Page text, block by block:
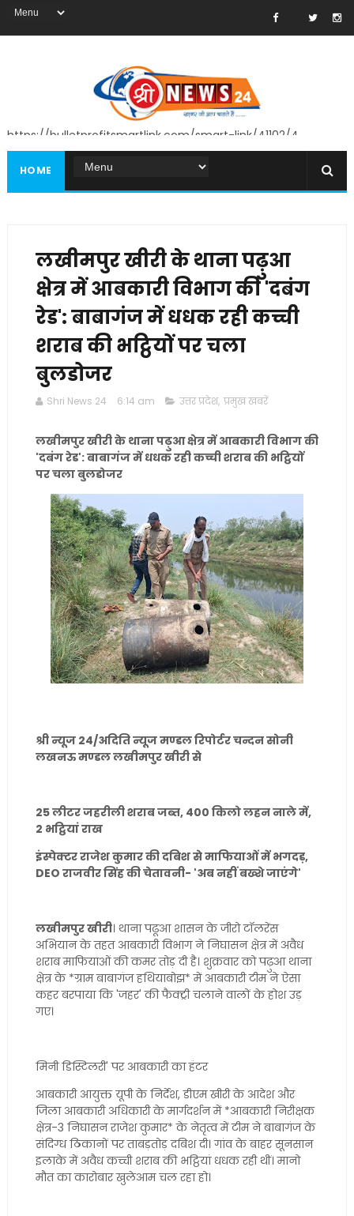
https://bulletprofitsmartlink.com/smart-link/41102/4
HOME
लखीमपुर खीरी के थाना पढ़ुआ
क्षेत्र में आबकारी विभाग की 'दबंग
रेड': बाबागंज में धधक रही कच्ची
शराब की भट्ठियों पर चला
बुलडोजर
Shri News 24 6:14 am उत्तर प्रदेश, प्रमुख खबरें
लखीमपुर खीरी के थाना पढ़ुआ क्षेत्र में आबकारी विभाग की
'दबंग रेड': बाबागंज में धधक रही कच्ची शराब की भट्ठियों
पर चला बुलडोजर
श्री न्यूज 24/अदिति न्यूज मण्डल रिपोर्टर चन्दन सोनी
लखनऊ मण्डल लखीमपुर खीरी से
25 लीटर जहरीली शराब जब्त, 400 किलो लहन नाले में,
2 भट्ठियां राख
इंस्पेक्टर राजेश कुमार की दबिश से माफियाओं में भगदड़,
DEO राजवीर सिंह की चेतावनी- 'अब नहीं बख्शे जाएंगे'
लखीमपुर खीरी। थाना पढूआ शासन के जीरो टॉलरेंस
अभियान के तहत आबकारी विभाग ने निघासन क्षेत्र में अवैध
शराब माफियाओं की कमर तोड़ दी है। शुक्रवार को पढ़ुआ थाना
क्षेत्र के *ग्राम बाबागंज हथियाबोझ* में आबकारी टीम ने ऐसा
कहर बरपाया कि 'जहर' की फैक्ट्री चलाने वालों के होश उड़
गए।
मिनी डिस्टिलरी' पर आबकारी का हंटर
आबकारी आयुक्त यूपी के निर्देश, डीएम खीरी के आदेश और
जिला आबकारी अधिकारी के मार्गदर्शन में *आबकारी निरीक्षक
क्षेत्र-3 निघासन राजेश कुमार* के नेतृत्व में टीम ने बाबागंज के
संदिग्ध ठिकानों पर ताबड़तोड़ दबिश दी। गांव के बाहर सूनसान
इलाके में अवैध कच्ची शराब की भट्ठियां धधक रही थीं। मानो
मौत का कारोबार खुलेआम चल रहा हो।